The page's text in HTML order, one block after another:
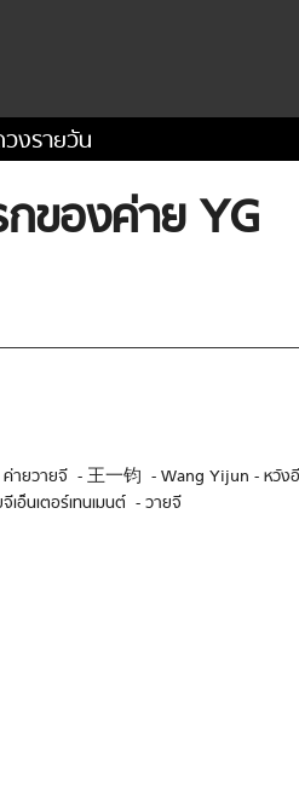
งรายวัน
ของค่าย YG